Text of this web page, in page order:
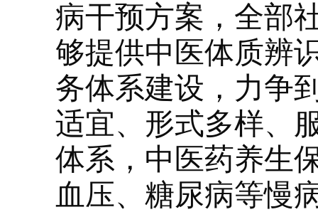
病干预方案，全部
够提供中医体质辨
务体系建设，力争
适宜、形式多样、
体系，中医药养生
血压、糖尿病等慢